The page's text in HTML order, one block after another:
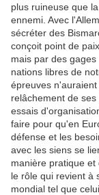
plus ruineuse que
ennemi. Avec
sécréter des
conçoit point de
mais par des
nations libres de
épreuves
relâchement de
essais
faire pour qu'en
défense et les
avec les siens se
manière pratique
le rôle qui revient à
mondial tel que